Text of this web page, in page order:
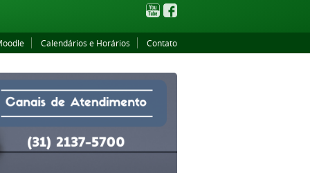
YouTube
Calendários e Horários Contato